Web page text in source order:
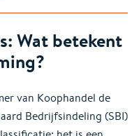
Wat betekent
van Koophandel de
Bedrijfsindeling (SBI)